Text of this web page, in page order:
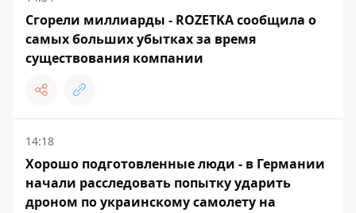
Сгорели миллиарды - ROZETKA сообщила о
самых больших убытках за время
существования компании
14:18
Хорошо подготовленные люди - в Германии
начали расследовать попытку ударить
дроном по украинскому самолету на